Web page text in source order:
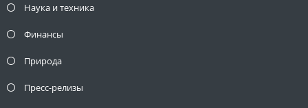
Наука и техника
Финансы
Природа
Пресс-релизы